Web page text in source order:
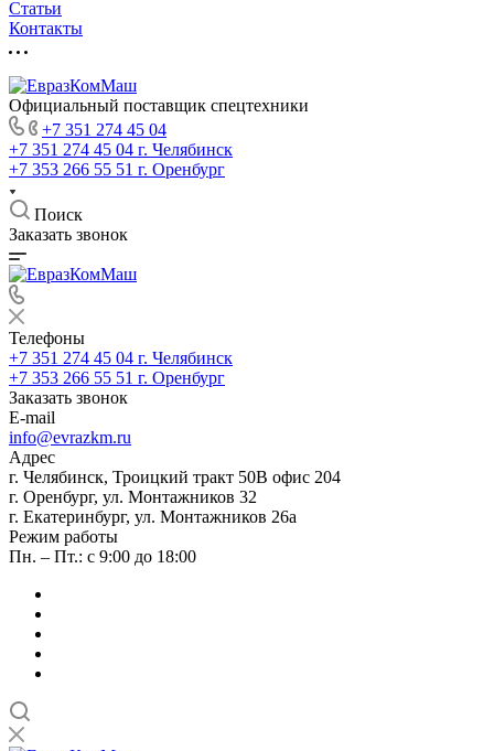
Статьи
Контакты
Официальный поставщик спецтехники
+7 351 274 45 04
+7 351 274 45 04 г. Челябинск
+7 353 266 55 51 г. Оренбург
Поиск
Заказать звонок
Телефоны
+7 351 274 45 04 г. Челябинск
+7 353 266 55 51 г. Оренбург
Заказать звонок
E-mail
info@evrazkm.ru
Адрес
г. Челябинск, Троицкий тракт 50В офис 204
г. Оренбург, ул. Монтажников 32
г. Екатеринбург, ул. Монтажников 26а
Режим работы
Пн. – Пт.: с 9:00 до 18:00